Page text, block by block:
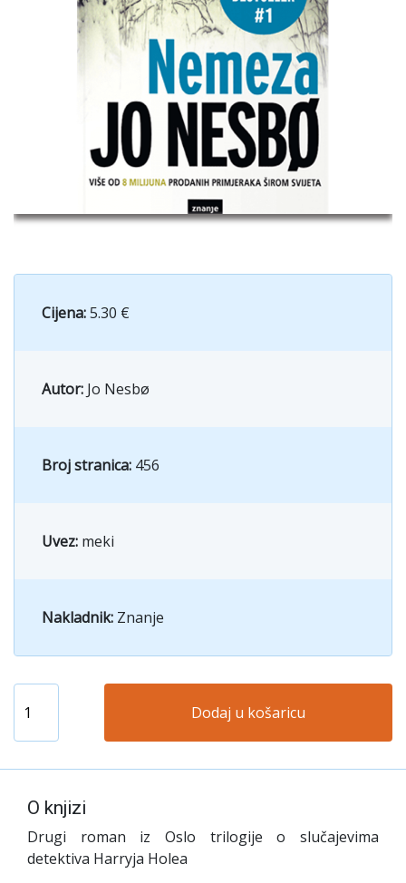
Cijena:5.30 €
Autor: Jo Nesbø
Broj stranica: 456
Uvez: meki
Nakladnik: Znanje
Dodaj u košaricu
O knjizi
Drugi roman iz Oslo trilogije o slučajevima
detektiva Harryja Holea